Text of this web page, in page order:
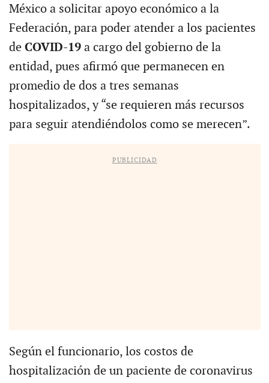
México a solicitar apoyo económico a la
Federación, para poder atender a los pacientes
deCOVID-19 a cargo del gobierno de la
entidad, pues afirmó que permanecen en
promedio de dos a tres semanas
hospitalizados, y “se requieren más recursos
para seguir atendiéndolos como se merecen”.
PUBLICIDAD
Según el funcionario, los costos de
hospitalización de un paciente de coronavirus